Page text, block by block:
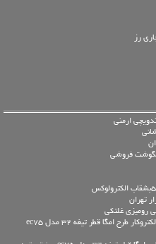
رز
ارمنی
فروشی
تهران
رومیزی غلتکی
چرخ گوشت الکتروکار طرح امگا قطر تیغه 32 مدل ec75